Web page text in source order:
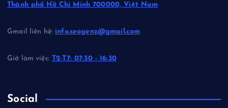
Thành phố Hồ Chí Minh 700000, Việt Nam
Gmail liên hệ: info.seogenz@gmail.com
Giờ làm việc:T2-T7: 07:30 - 16:30
Social